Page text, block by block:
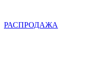
РАСПРОДАЖА